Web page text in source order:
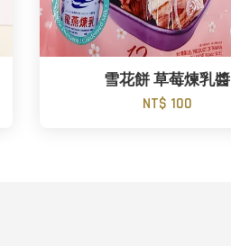
雪花餅 草莓煉乳醬
NT$ 100